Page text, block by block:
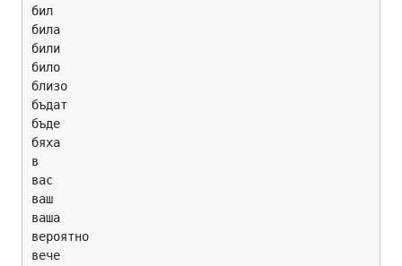
бил
била
били
било
близо
бъдат
бъде
бяха
в
вас
ваш
ваша
вероятно
вече